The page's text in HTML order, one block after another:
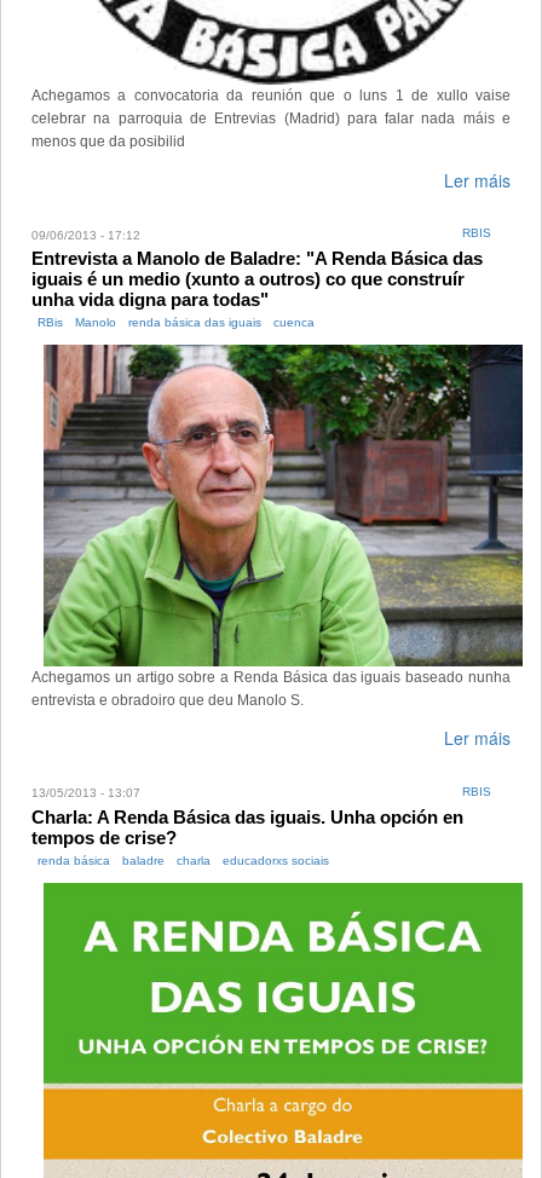
Achegamos a convocatoria da reunión que o luns 1 de xullo vaise
celebrar na parroquia de Entrevias (Madrid) para falar nada máis e
menos que da posibilid
Ler máis
09/06/2013 - 17:12 RBIS
Entrevista a Manolo de Baladre: "A Renda Básica das
iguais é un medio (xunto a outros) co que construír
unha vida digna para todas"
RBis Manolo renda básica das iguais cuenca
Achegamos un artigo sobre a Renda Básica das iguais baseado nunha
entrevista e obradoiro que deu Manolo S.
Ler máis
13/05/2013 - 13:07 RBIS
Charla: A Renda Básica das iguais. Unha opción en
tempos de crise?
renda básica baladre charla educadorxs sociais